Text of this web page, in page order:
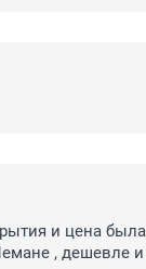
и цена
, дешевле